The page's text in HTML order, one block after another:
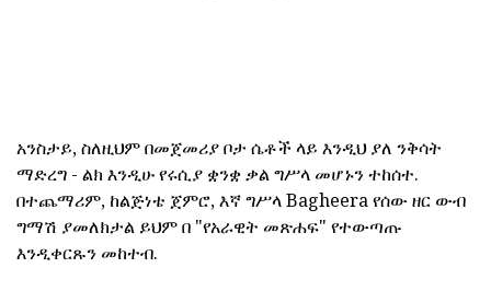
አንስታይ, ስለዚህም በመጀመሪያ ቦታ ሴቶች ላይ እንዲህ ያለ ንቅሳት
ማድረግ - ልክ እንዲሁ የሩሲያ ቋንቋ ቃል ግሥላ መሆኑን ተከሰተ.
በተጨማሪም, ከልጅነቴ ጀምሮ, እኛ ግሥላ Bagheera የሰው ዘር ውብ
ግማሽ ያመለክታል ይህም በ "የአራዊት መጽሐፍ" የተውጣጡ
እንዲቀርጹን መከተብ.